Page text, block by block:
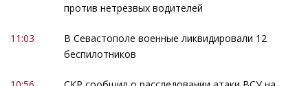
против нетрезвых водителей
11:03
В Севастополе военные ликвидировали 12
беспилотников